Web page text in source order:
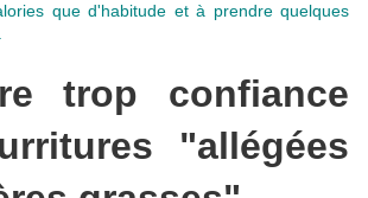
que d'habitude et à prendre quelques
trop confiance
"allégées